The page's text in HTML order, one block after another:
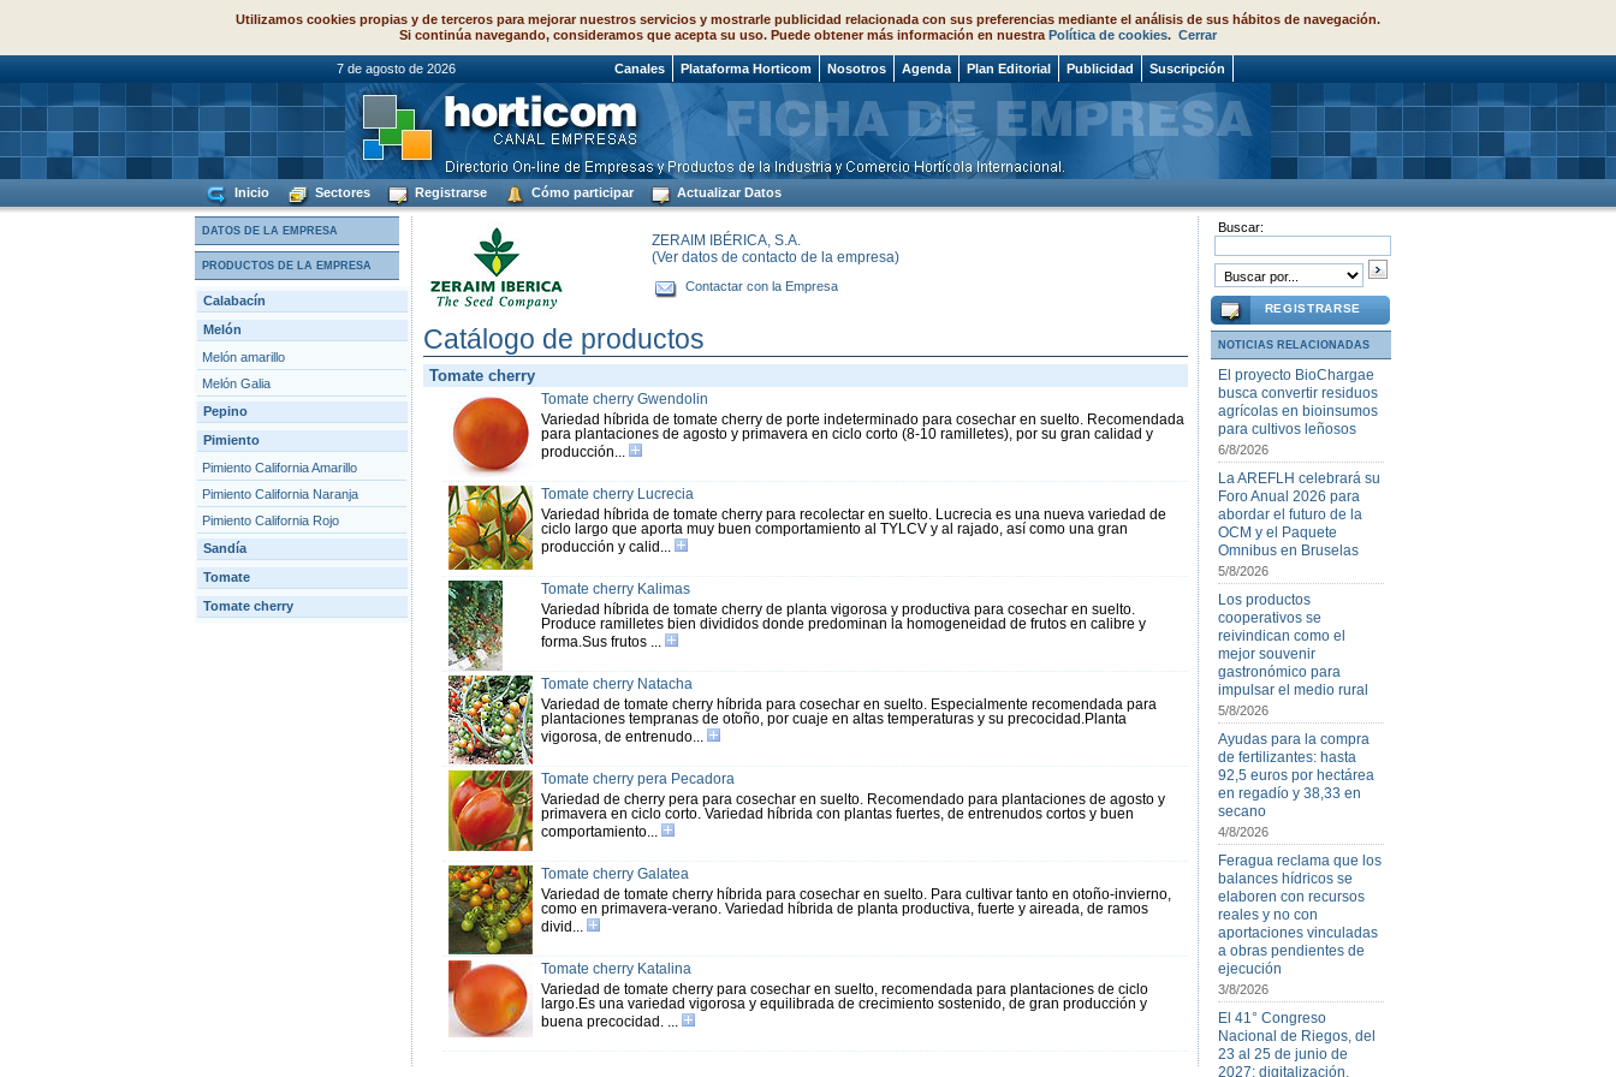
Utilizamos cookies propias y de terceros para mejorar nuestros servicios y mostrarle publicidad relacionada con sus preferencias mediante el análisis de sus hábitos de navegación.
Si continúa navegando, consideramos que acepta su uso. Puede obtener más información en nuestra Política de cookies. Cerrar
7 de agosto de 2026 Canales Plataforma Horticom Nosotros Agenda Plan Editorial Publicidad Suscripción
Inicio Sectores Registrarse Cómo participar Actualizar Datos
DATOS DE LA EMPRESA
PRODUCTOS DE LA EMPRESA
Calabacín
Melón
Melón amarillo
Melón Galia
Pepino
Pimiento
Pimiento California Amarillo
Pimiento California Naranja
Pimiento California Rojo
Sandía
Tomate
Tomate cherry
ZERAIM IBÉRICA, S.A.
(Ver datos de contacto de la empresa)
Contactar con la Empresa
Catálogo de productos
Tomate cherry
Tomate cherry Gwendolin
Variedad híbrida de tomate cherry de porte indeterminado para cosechar en suelto. Recomendada
para plantaciones de agosto y primavera en ciclo corto (8-10 ramilletes), por su gran calidad y
producción...
Tomate cherry Lucrecia
Variedad híbrida de tomate cherry para recolectar en suelto. Lucrecia es una nueva variedad de
ciclo largo que aporta muy buen comportamiento al TYLCV y al rajado, así como una gran
producción y calid...
Tomate cherry Kalimas
Variedad híbrida de tomate cherry de planta vigorosa y productiva para cosechar en suelto.
Produce ramilletes bien divididos donde predominan la homogeneidad de frutos en calibre y
forma.Sus frutos ...
Tomate cherry Natacha
Variedad de tomate cherry híbrida para cosechar en suelto. Especialmente recomendada para
plantaciones tempranas de otoño, por cuaje en altas temperaturas y su precocidad.Planta
vigorosa, de entrenudo...
Tomate cherry pera Pecadora
Variedad de cherry pera para cosechar en suelto. Recomendado para plantaciones de agosto y
primavera en ciclo corto. Variedad híbrida con plantas fuertes, de entrenudos cortos y buen
comportamiento...
Tomate cherry Galatea
Variedad de tomate cherry híbrida para cosechar en suelto. Para cultivar tanto en otoño-invierno,
como en primavera-verano. Variedad híbrida de planta productiva, fuerte y aireada, de ramos
divid...
Tomate cherry Katalina
Variedad de tomate cherry para cosechar en suelto, recomendada para plantaciones de ciclo
largo.Es una variedad vigorosa y equilibrada de crecimiento sostenido, de gran producción y
buena precocidad. ...
Buscar:
REGISTRARSE
NOTICIAS RELACIONADAS
El proyecto BioChargae
busca convertir residuos
agrícolas en bioinsumos
para cultivos leñosos
6/8/2026
La AREFLH celebrará su
Foro Anual 2026 para
abordar el futuro de la
OCM y el Paquete
Omnibus en Bruselas
5/8/2026
Los productos
cooperativos se
reivindican como el
mejor souvenir
gastronómico para
impulsar el medio rural
5/8/2026
Ayudas para la compra
de fertilizantes: hasta
92,5 euros por hectárea
en regadío y 38,33 en
secano
4/8/2026
Feragua reclama que los
balances hídricos se
elaboren con recursos
reales y no con
aportaciones vinculadas
a obras pendientes de
ejecución
3/8/2026
El 41° Congreso
Nacional de Riegos, del
23 al 25 de junio de
2027: digitalización,